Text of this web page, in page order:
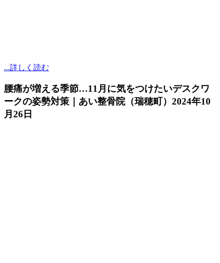
...詳しく読む
腰痛が増える季節…11月に気をつけたいデスクワ
ークの姿勢対策｜あい整骨院（瑞穂町） 2024年10
月26日